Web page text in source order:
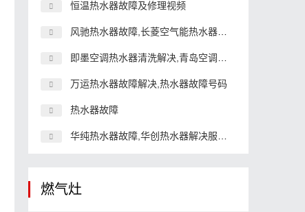
恒温热水器故障及修理视频
风驰热水器故障,长菱空气能热水器解决
即墨空调热水器清洗解决,青岛空调解决上门解决
万运热水器故障解决,热水器故障号码
热水器故障
华纯热水器故障,华创热水器解决服务维修
燃气灶